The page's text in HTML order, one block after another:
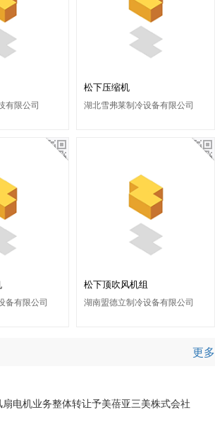
有限公司
松下压缩机
湖北雪弗莱制冷设备有限公司
备有限公司
松下顶吹风机组
湖南盟德立制冷设备有限公司
更多
电机业务整体转让予美蓓亚三美株式会社